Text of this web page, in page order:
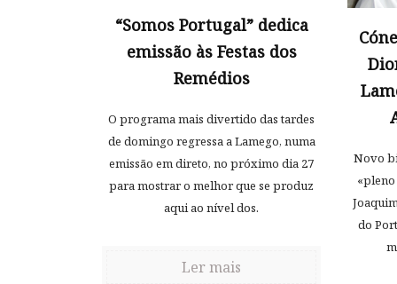
“Somos Portugal” dedica
emissão às Festas dos
Remédios
O programa mais divertido das tardes
de domingo regressa a Lamego, numa
emissão em direto, no próximo dia 27
para mostrar o melhor que se produz
aqui ao nível dos.
Ler mais
Novo
do